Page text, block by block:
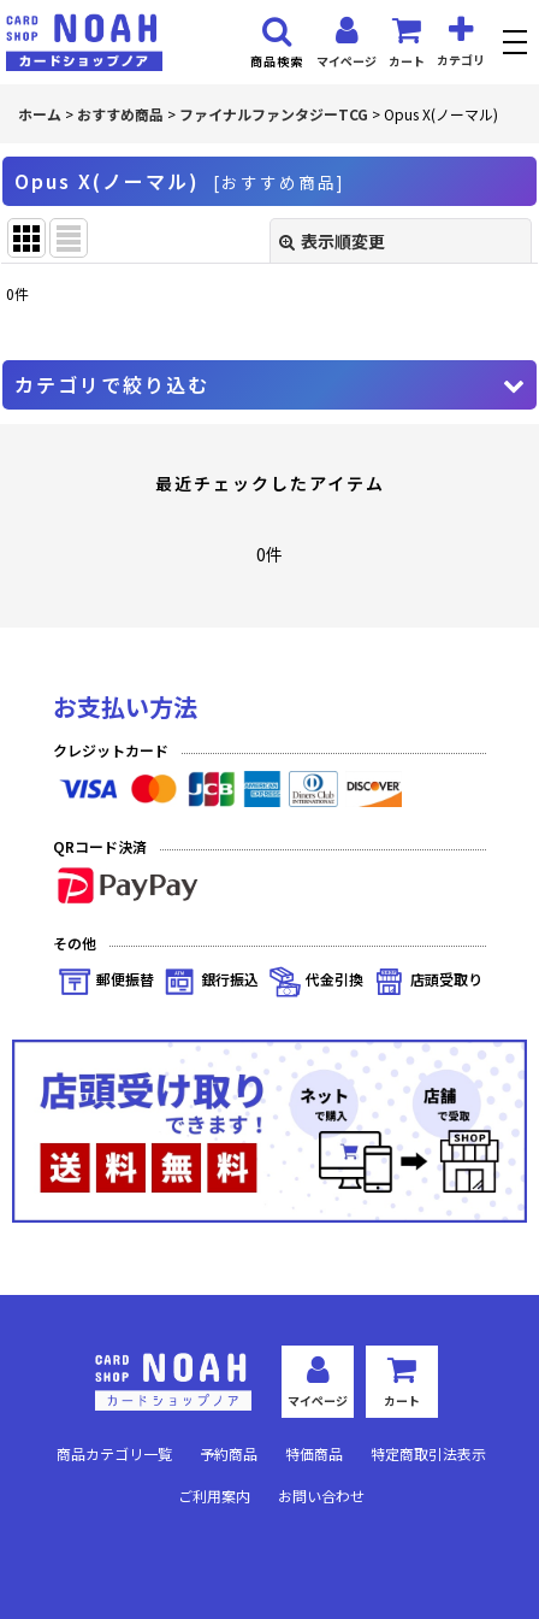
マイページ カート カテゴリ
商品検索
ホーム > おすすめ商品 > ファイナルファンタジーTCG >Opus X(ノーマル)
Opus X(ノーマル) [おすすめ商品]
表示順変更
並び順:
0件
カテゴリで絞り込む
夢幻の海(ノーマル)
発見の旅路(プレミアム)
深淵のガンスリンガー(プレミアム)
星の涙(プレミアム)
秘められた伝説(プレミアム)
秘められた伝説(ノーマル)
秘められた試練(プレミアム)
秘められた試練(ノーマル)
運命を超えて(プレミアム)
英雄の夜明け(プレミアム)
最近チェックしたアイテム
0件
お支払い方法
クレジットカード
QRコード決済
その他
郵便振替
銀行振込 代金引換 店頭受取り
マイページ カート
商品カテゴリ一覧 予約商品 特価商品 特定商取引法表示
ご利用案内 お問い合わせ